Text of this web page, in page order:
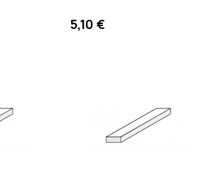
Precio
5,10 €